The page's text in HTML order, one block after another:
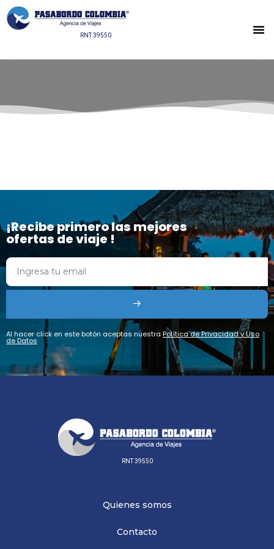
RNT 39550GALERÍA
¡Recibe primero las mejores
ofertas de viaje !
Al hacer click en este botón aceptas nuestra Política de Privacidad y Uso
de Datos
RNT 39550
Quienes somos
Contacto